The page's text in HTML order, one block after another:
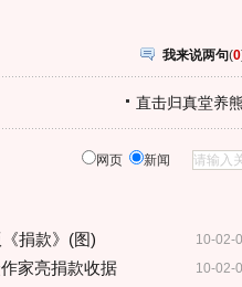
我来说两句(0
直击归真堂养
网页 新闻
10-02-
捐款》(图)
10-02-
家亮捐款收据